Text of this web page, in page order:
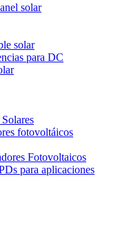
solar
solar
para DC
fotovoltáicos
Fotovoltaicos
para aplicaciones